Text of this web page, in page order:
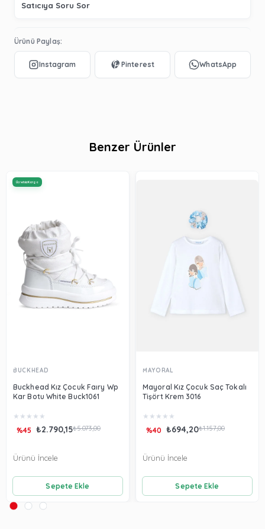
Satıcıya Soru Sor
Ürünü Paylaş:
Benzer Ürünler
BUCKHEAD
Buckhead Kız Çocuk Faıry Wp
Kar Botu White Buck1061
★ ★ ★ ★ ★
₺2.790,15₺5.073,00
%45
Sepete Ekle
Ürünü İncele
Ücretsiz Kargo
MAYORAL
Mayoral Kız Çocuk Saç Tokalı
Tişört Krem 3016
★ ★ ★ ★ ★
₺694,20₺1.157,00
%40
Sepete Ekle
Ürünü İncele